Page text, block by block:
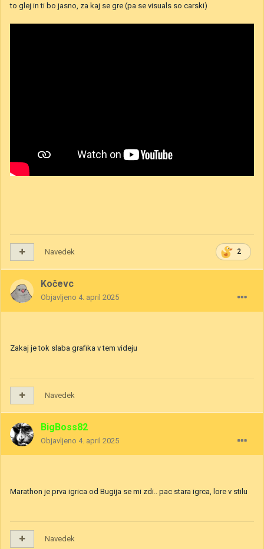
to glej in ti bo jasno, za kaj se gre (pa se visuals so carski)
2
Navedek
Kočevc
Objavljeno 4. april 2025
Zakaj je tok slaba grafika v tem videju
Navedek
BigBoss82
Objavljeno 4. april 2025
Marathon je prva igrica od Bugija se mi zdi.. pac stara igrca, lore v stilu
Navedek